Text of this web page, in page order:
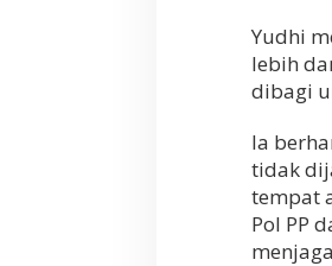
Yudhi
lebih
dibagi
Ia
tidak
tempat
Pol PP